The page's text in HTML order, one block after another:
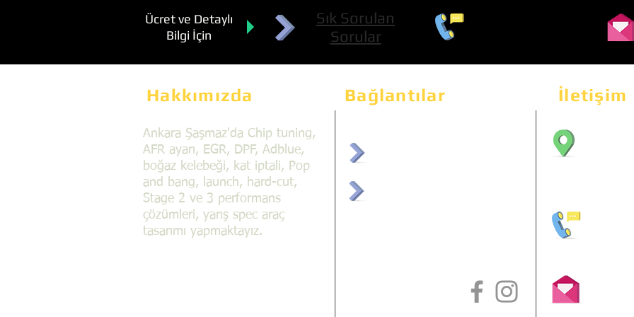
Ücret ve Detaylı
Bilgi İçin
Sık Sorulan
Sorular
Hakkımızda Bağlantılar İletişim
Ankara Şaşmaz'da Chip tuning,
AFR ayarı, EGR, DPF, Adblue,
boğaz kelebeği, kat iptali, Pop
and bang, launch, hard-cut,
Stage 2 ve 3 performans
çözümleri, yarış spec araç
tasarımı yapmaktayız.